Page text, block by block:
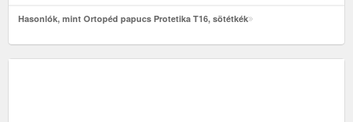
Hasonlók, mint Ortopéd papucs Protetika T16, sötétkék